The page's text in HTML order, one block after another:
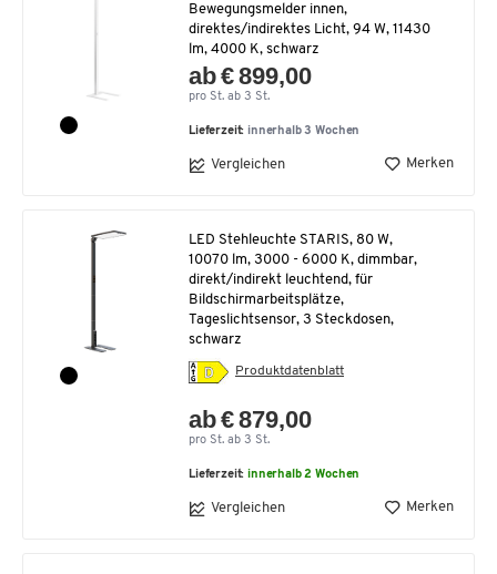
Bewegungsmelder innen,
direktes/indirektes Licht, 94 W, 11430
lm, 4000 K, schwarz
ab € 899,00
pro St. ab 3 St.
Lieferzeit: innerhalb 3 Wochen
Vergleichen Merken
LED Stehleuchte STARIS, 80 W,
10070 lm, 3000 - 6000 K, dimmbar,
direkt/indirekt leuchtend, für
Bildschirmarbeitsplätze,
Tageslichtsensor, 3 Steckdosen,
schwarz
Produktdatenblatt
ab € 879,00
pro St. ab 3 St.
Lieferzeit:innerhalb 2 Wochen
Vergleichen Merken